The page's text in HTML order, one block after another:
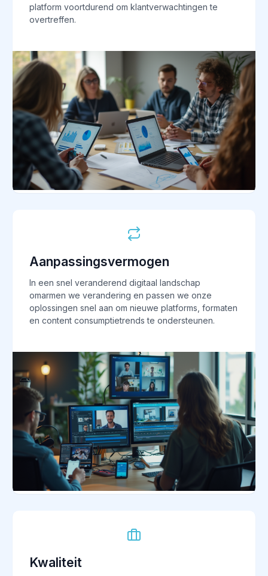
platform voortdurend om klantverwachtingen te
overtreffen.
Aanpassingsvermogen
In een snel veranderend digitaal landschap
omarmen we verandering en passen we onze
oplossingen snel aan om nieuwe platforms, formaten
en content consumptietrends te ondersteunen.
Kwaliteit